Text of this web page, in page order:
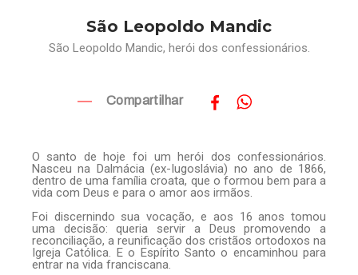
São Leopoldo Mandic
São Leopoldo Mandic, herói dos confessionários.
Compartilhar
O santo de hoje foi um herói dos confessionários.
Nasceu na Dalmácia (ex-Iugoslávia) no ano de 1866,
dentro de uma família croata, que o formou bem para a
vida com Deus e para o amor aos irmãos.
Foi discernindo sua vocação, e aos 16 anos tomou
uma decisão: queria servir a Deus promovendo a
reconciliação, a reunificação dos cristãos ortodoxos na
Igreja Católica. E o Espírito Santo o encaminhou para
entrar na vida franciscana.